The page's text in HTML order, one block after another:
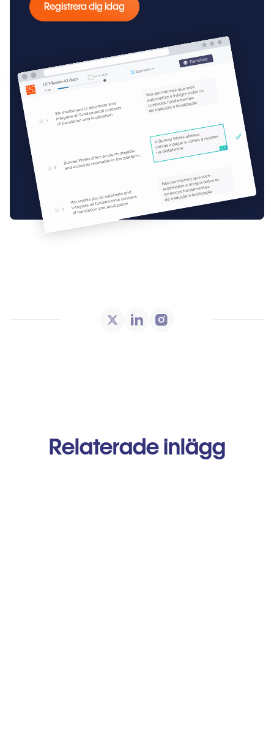
Registrera dig idag
Relaterade inlägg